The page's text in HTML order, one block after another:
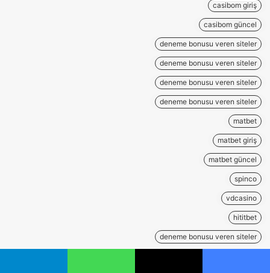
casibom giriş
casibom güncel
deneme bonusu veren siteler
deneme bonusu veren siteler
deneme bonusu veren siteler
deneme bonusu veren siteler
matbet
matbet giriş
matbet güncel
spinco
vdcasino
hititbet
deneme bonusu veren siteler